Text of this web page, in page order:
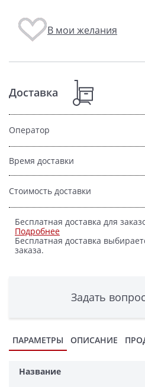
В мои желания
Доставка
Оператор
Время доставки
Стоимость доставки
Бесплатная доставка для
Подробнее
Бесплатная доставка
заказа.
Задать
ПАРАМЕТРЫ ОПИСАНИЕ
Название